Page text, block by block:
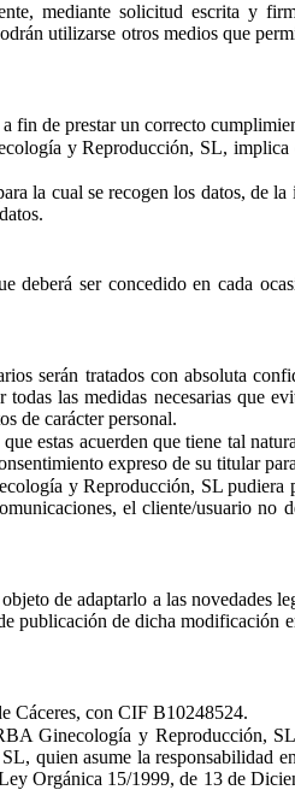
mediante solicitud escrita y
utilizarse otros medios que
fin de prestar un correcto
y Reproducción, SL, implica
la cual se recogen los datos, de
ser concedido en cada
serán tratados con absoluta
las medidas necesarias que
de carácter personal.
estas acuerden que tiene tal
expreso de su titular
y Reproducción, SL pudiera
el cliente/usuario no
de adaptarlo a las novedades
publicación de dicha
Cáceres, con CIF B10248524.
Ginecología y Reproducción,
quien asume la responsabilidad
Orgánica 15/1999, de 13 de